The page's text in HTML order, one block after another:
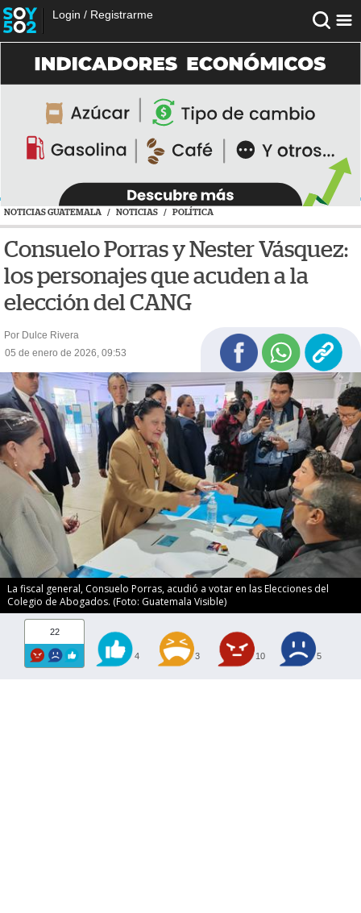
Login / Registrarme
NOTICIAS GUATEMALA / NOTICIAS / POLÍTICA
Consuelo Porras y Nester Vásquez:
los personajes que acuden a la
elección del CANG
Por Dulce Rivera
05 de enero de 2026, 09:53
La fiscal general, Consuelo Porras, acudió a votar en las Elecciones del
Colegio de Abogados. (Foto: Guatemala Visible)
22
4 3 10 5